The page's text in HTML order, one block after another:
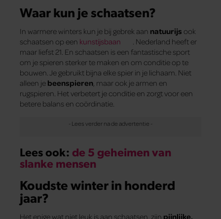
Waar kun je schaatsen?
In warmere winters kun je bij gebrek aan natuurijs ook
schaatsen op een kunstijsbaan
. Nederland heeft er
maar liefst 21. En schaatsen is een fantastische sport
om je spieren sterker te maken en om conditie op te
bouwen. Je gebruikt bijna elke spier in je lichaam. Niet
alleen je beenspieren , maar ook je armen en
rugspieren. Het verbetert je conditie en zorgt voor een
betere balans en coördinatie.
Lees ook: de 5 geheimen van
slanke mensen
Koudste winter in honderd
jaar?
Het enige wat niet leuk is aan schaatsen, zijn pijnlijke,